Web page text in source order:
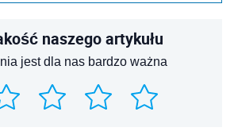
naszego artykułu
jest dla nas bardzo ważna